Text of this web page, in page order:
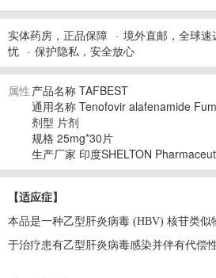
实体药房，正品保障 境外直邮，全球速
忧
保护隐私，安全放心
属性 产品名称 TAFBEST
通用名称 Tenofovir alafenamide
剂型 片剂
规格 25mg*30片
生产厂家 印度SHELTON
【适应症】
本品是一种乙型肝炎病毒 (HBV) 核苷类似
于治疗患有乙型肝炎病毒感染并伴有代偿